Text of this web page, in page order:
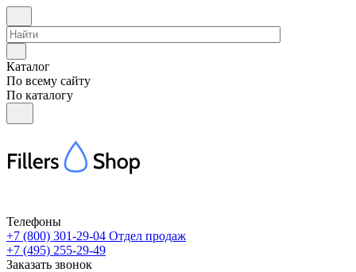
Каталог
По всему сайту
По каталогу
Телефоны
+7 (800) 301-29-04 Отдел продаж
+7 (495) 255-29-49
Заказать звонок